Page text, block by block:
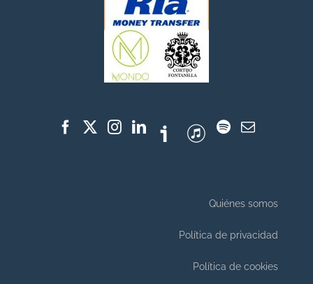
Quiénes somos
Política de privacidad
Política de cookies